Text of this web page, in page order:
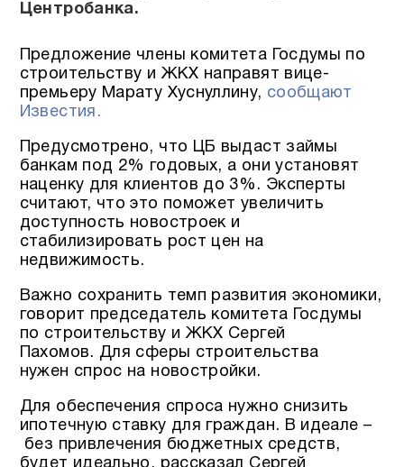
Центробанка.
Предложение члены комитета Госдумы по
строительству и ЖКХ направят вице-
премьеру Марату Хуснуллину, сообщают
Известия.
Предусмотрено, что ЦБ выдаст займы
банкам под 2% годовых, а они установят
наценку для клиентов до 3%. Эксперты
считают, что это поможет увеличить
доступность новостроек и
стабилизировать рост цен на
недвижимость.
Важно сохранить темп развития экономики,
говорит председатель комитета Госдумы
по строительству и ЖКХ Сергей
Пахомов. Для сферы строительства
нужен спрос на новостройки.
Для обеспечения спроса нужно снизить
ипотечную ставку для граждан. В идеале –
без привлечения бюджетных средств,